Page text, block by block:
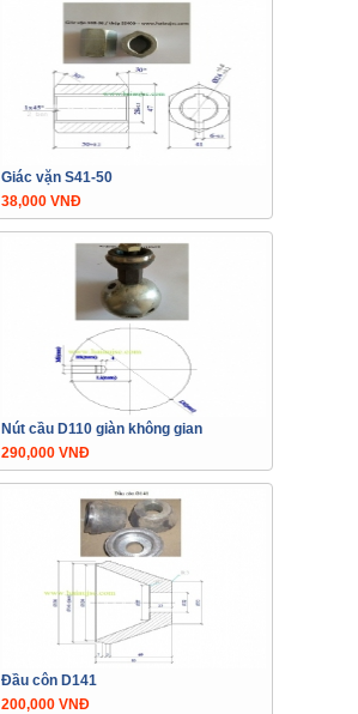
Giác vặn S41-50
38,000 VNĐ
Nút cầu D110 giàn không gian
290,000 VNĐ
Đầu côn D141
200,000 VNĐ